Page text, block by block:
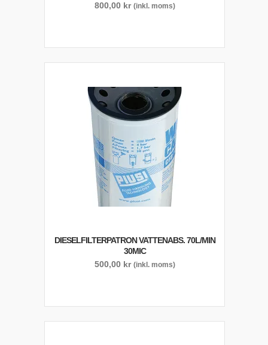
800,00 kr (inkl. moms)
DIESELFILTERPATRON VATTENABS. 70L/MIN
30MIC
500,00 kr (inkl. moms)